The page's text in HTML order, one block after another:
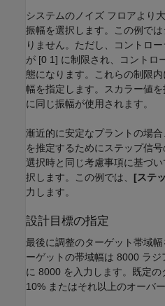
システムのノイズ フロアより
振幅を選択します。この例で
りません。ただし、コントロ
が [0 1] に制限され、コントロ
態になります。これらの制限
幅を指定します。スカラー値
に同じ振幅が使用されます。
漸近的に安定なプラントの場
を推定するためにステップ信
選択時と同じ考慮事項に基づ
択します。この例では、 [ステ
力します。
設計目標の指定
最後に調整のターゲット帯域
ーゲットの帯域幅は 8000 ラジ
に 8000 を入力します。既定
10% またはそれ以上のオーバ